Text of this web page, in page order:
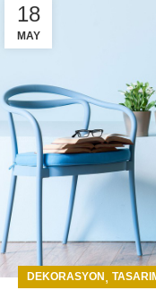
18
MAY
DEKORASYON,